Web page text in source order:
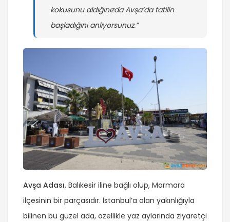
kokusunu aldığınızda Avşa’da tatilin
başladığını anlıyorsunuz.”
Avşa Adası, Balıkesir iline bağlı olup, Marmara
ilçesinin bir parçasıdır. İstanbul’a olan yakınlığıyla
bilinen bu güzel ada, özellikle yaz aylarında ziyaretçi